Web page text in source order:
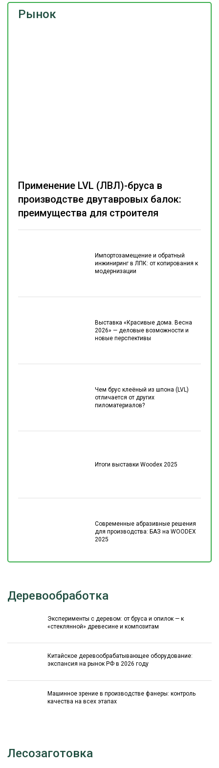
Рынок
Импортозамещение и обратный
инжиниринг в ЛПК: от копирования к
модернизации
Выставка «Красивые дома. Весна
2026» — деловые возможности и
новые перспективы
Чем брус клеёный из шпона (LVL)
отличается от других
пиломатериалов?
Итоги выставки Woodex 2025
Современные абразивные решения
для производства: БАЗ на WOODEX
2025
Применение LVL (ЛВЛ)-бруса в
производстве двутавровых балок:
преимущества для строителя
Деревообработка
Эксперименты с деревом: от бруса и опилок — к
«стеклянной» древесине и композитам
Китайское деревообрабатывающее оборудование:
экспансия на рынок РФ в 2026 году
Машинное зрение в производстве фанеры: контроль
качества на всех этапах
Лесозаготовка